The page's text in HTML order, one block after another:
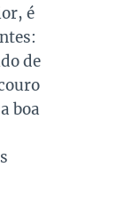
cor
e
look